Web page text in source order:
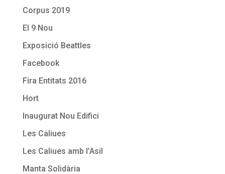
Corpus 2019
El 9 Nou
Exposició Beattles
Facebook
Fira Entitats 2016
Hort
Inaugurat Nou Edifici
Les Caliues
Les Caliues amb l’Asil
Manta Solidària